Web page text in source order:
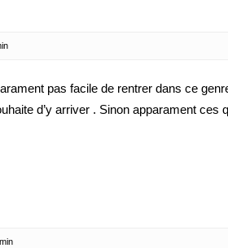
pas facile de rentrer dans ce
d’y arriver . Sinon apparament ces